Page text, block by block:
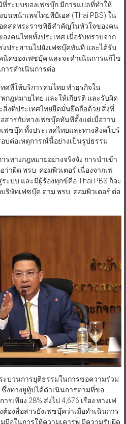
ที่ระบบของเฟซบุ๊ก มีการแปลที่ทำให้
นหน้าเพจไทยพีบีเอส (Thai PBS) ใน
ดสดพระราชพิธีสำคัญในหัวใจของคน
งคนไทยทั้งประเทศ เมื่อรับทราบจาก
งประสานไปยังเฟซบุ๊คทันที และได้รับ
นิคของเฟซบุ๊ค และจะดำเนินการแก้ไข
ารดำเนินการต่อ
ศที่ให้บริการคนไทย ทำธุรกิจใน
กฎหมายไทย และให้เกียรติ และรับผิด
งที่ประเทศไทยยึดมั่นยึดถือด้วย สิ่งที่
สารกับทางเฟซบุ๊คทันทีตั้งแต่เมื่อวาน
ฟซบุ๊ค ทั้งประเทศไทยและทางสิงคโปร์
บต่อเหตุการณ์นี้อย่างเป็นรูปธรรม
รทางกฎหมายอย่างจริงจัง การนำเข้า
าผิด พรบ. คอมพิวเตอร์ เนื่องจากเฟ
บบ และมีผู้ร้องทุกข์คือ Thai PBS ก็จะ
ริษัทเฟซบุ๊ค ตาม พรบ. คอมพิวเตอร์ ต่อ
ะบวนการยุติธรรมในการขอความร่วม
งทางยูทู้ปได้ดำเนินการตามที่ขอ
เพียง 28% ส่งไป 4,676 เรื่อง ทางเฟ
ต้องสื่อสารยังเฟซบุ๊คว่าเมื่อดำเนินการ
มือในการให้ความเคารพ มีความรับผิด